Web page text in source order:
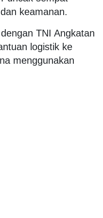
keamanan.
TNI Angkatan
logistik ke
menggunakan